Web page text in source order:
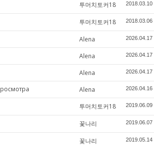
투머치토커18 2018.03.10
투머치토커18 2018.03.06
Alena 2026.04.17
Alena 2026.04.17
Alena 2026.04.17
Alena 2026.04.16
투머치토커18 2019.06.09
꽃나리 2019.06.07
꽃나리 2019.05.14